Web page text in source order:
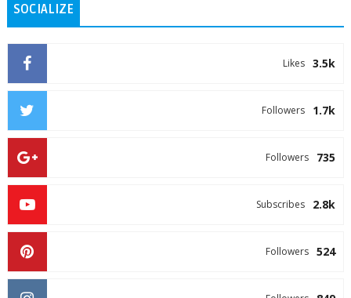
SOCIALIZE
3.5k
Likes
1.7k
Followers
735
Followers
2.8k
Subscribes
524
Followers